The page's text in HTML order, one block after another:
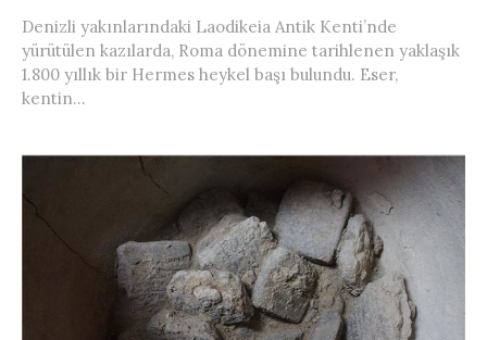
Denizli yakınlarındaki Laodikeia Antik Kenti’nde
yürütülen kazılarda, Roma dönemine tarihlenen yaklaşık
1.800 yıllık bir Hermes heykel başı bulundu. Eser,
kentin...